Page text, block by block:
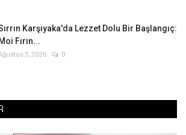
Karşıyaka'da Lezzet Dolu Bir Başlangıç:
Moi Fırın...
3, 2026 0